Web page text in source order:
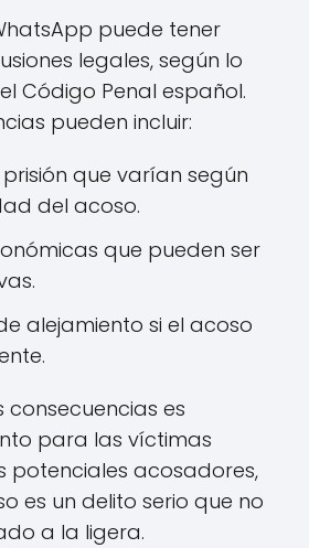
puede tener
legales, según lo
Código Penal español.
pueden incluir:
que varían según
del acoso.
que pueden ser
alejamiento si el acoso
es
para las víctimas
potenciales acosadores,
es un delito serio que no
a la ligera.